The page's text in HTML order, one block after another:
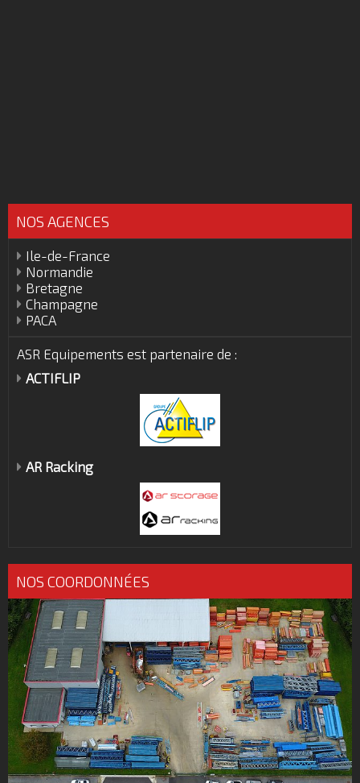
NOS AGENCES
Ile-de-France
Normandie
Bretagne
Champagne
PACA
ASR Equipements est partenaire de :
ACTIFLIP
AR Racking
NOS COORDONNÉES